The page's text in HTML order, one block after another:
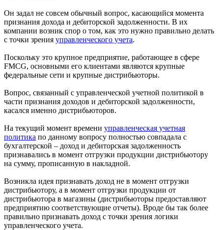
Он задал не совсем обычный вопрос, касающийся момента
признания дохода и дебиторской задолженности. В их
компании возник спор о том, как это нужно правильно делать
с точки зрения управленческого учета.
Поскольку это крупное предприятие, работающее в сфере
FMCG, основными его клиентами являются крупные
федеральные сети и крупные дистрибьюторы.
Вопрос, связанный с управленческой учетной политикой в
части признания доходов и дебиторской задолженности,
касался именно дистрибьюторов.
На текущий момент времени управленческая учетная
политика по данному вопросу полностью совпадала с
бухгалтерской – доход и дебиторская задолженность
признавались в момент отгрузки продукции дистрибьютору
на сумму, прописанную в накладной.
Возникла идея признавать доход не в момент отгрузки
дистрибьютору, а в момент отгрузки продукции от
дистрибьютора в магазины (дистрибьюторы предоставляют
предприятию соответствующие отчеты). Вроде бы так более
правильно признавать доход с точки зрения логики
управленческого учета.